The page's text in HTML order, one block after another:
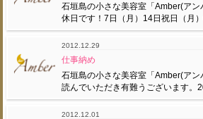
石垣島の小さな美容室「Amber(ア
休日です！7日（月）14日祝日（月
2012.12.29
仕事納め
石垣島の小さな美容室「Amber(ア
読んでいただき有難うございます。
2012.12.01